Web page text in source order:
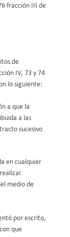
fracción III de
de
IV, 73 y 74
lo siguiente:
a que la
a las
sucesivo
en cualquier
medio de
por escrito,
que